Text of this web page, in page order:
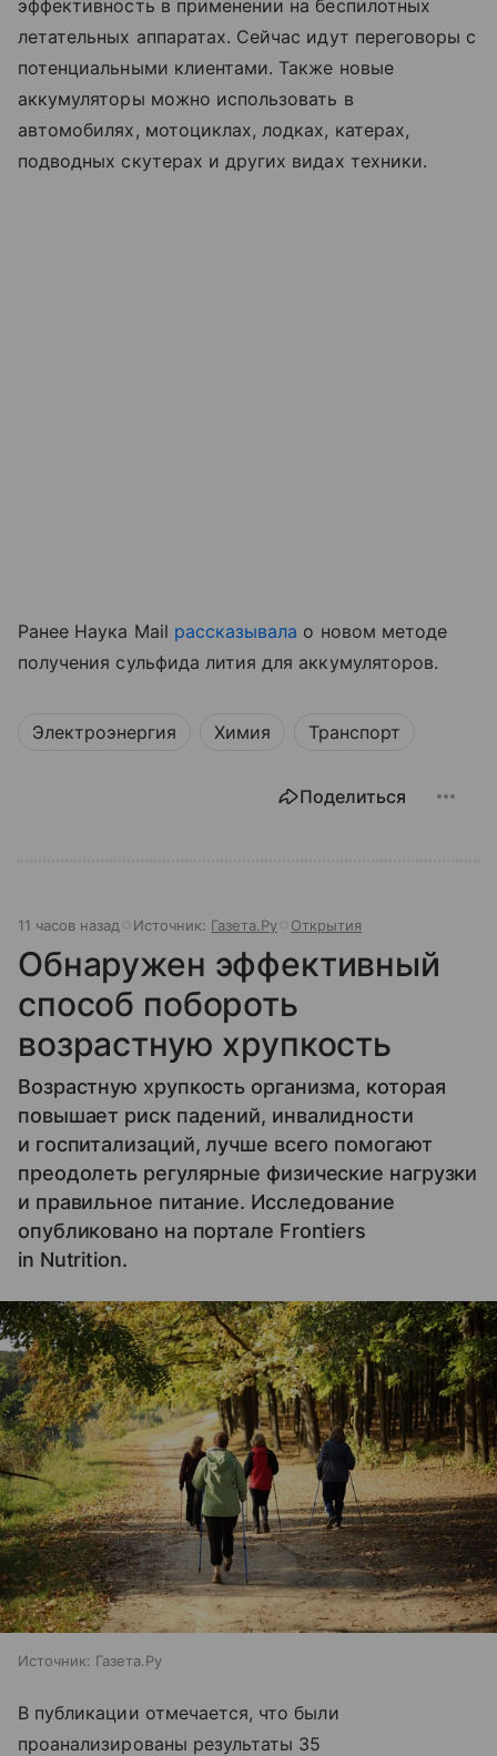
эффективность в применении на беспилотных
летательных аппаратах. Сейчас идут переговоры с
потенциальными клиентами. Также новые
аккумуляторы можно использовать в
автомобилях, мотоциклах, лодках, катерах,
подводных скутерах и других видах техники.
Ранее Наука Mail рассказывала о новом методе
получения сульфида лития для аккумуляторов.
Электроэнергия Химия Транспорт
Поделиться
11 часов назад Источник: Газета.Ру Открытия
Обнаружен эффективный
способ побороть
возрастную хрупкость
Возрастную хрупкость организма, которая
повышает риск падений, инвалидности
и госпитализаций, лучше всего помогают
преодолеть регулярные физические нагрузки
и правильное питание. Исследование
опубликовано на портале Frontiers
in Nutrition.
Источник: Газета.Ру
В публикации отмечается, что были
проанализированы результаты 35